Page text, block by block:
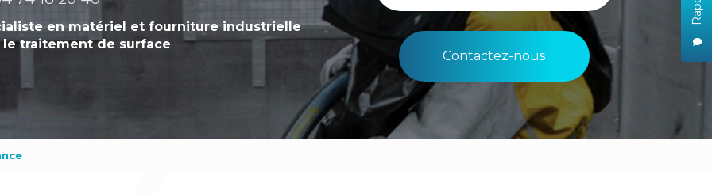
en matériel et fourniture industrielle
le traitement de surface
Contactez-nous